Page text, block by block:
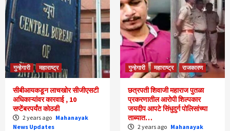
गुन्हेगारी महाराष्ट्र
सीबीआयकडून लाचखोर सीजीएसटी
अधिकाऱ्यांवर कारवाई , 10
सप्टेंबरपर्यंत कोठडी
2 years ago Mahanayak
News Updates
गुन्हेगारी महाराष्ट्र राजकारण
छत्रपती शिवाजी महाराज पुतळा
प्रकरणातील आरोपी शिल्पकार
जयदीप आपटे सिंधुदुर्ग पोलिसांच्या
ताब्यात…
2 years ago Mahanayak